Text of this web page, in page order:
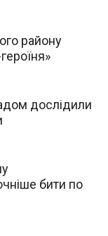
району
дослідили
бити по